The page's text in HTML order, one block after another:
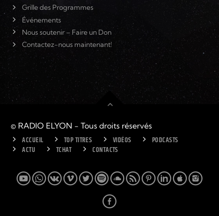
Grille des Programmes
Événements
Nous soutenir – Faire un Don
Contactez-nous maintenant!
© RADIO ELYON - Tous droits réservés
ACCUEIL TOP TITRES VIDÉOS
PODCASTS
ACTU
TCHAT CONTACTS